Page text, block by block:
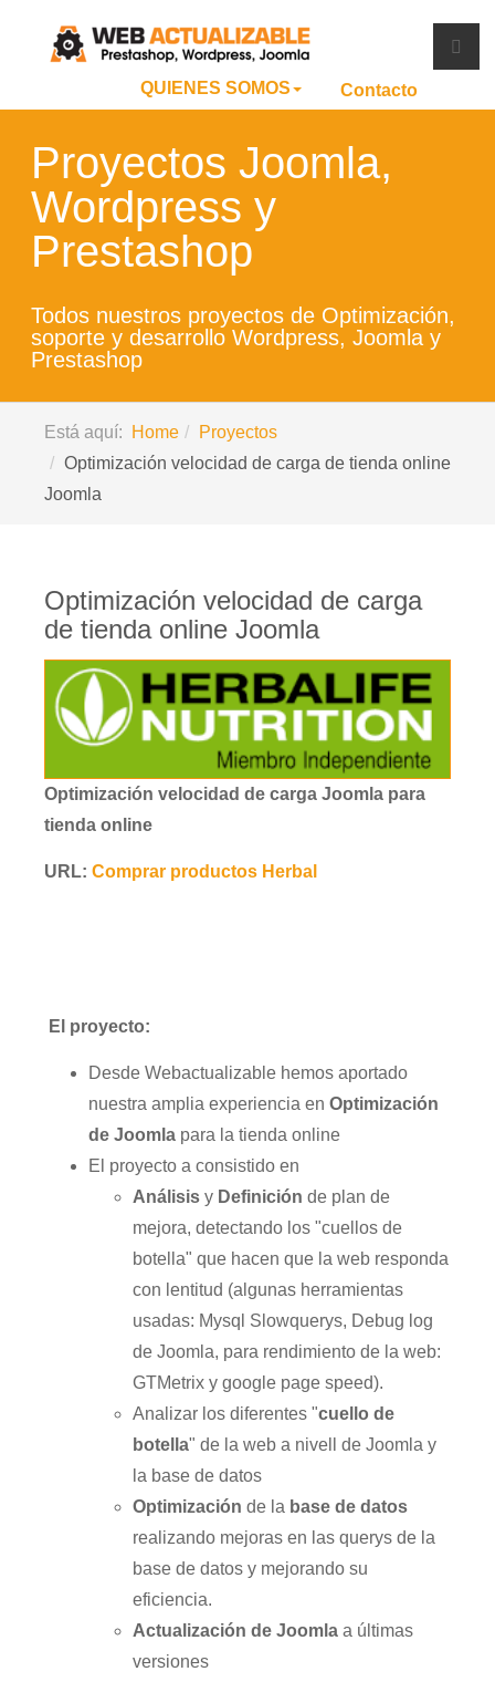
QUIENES SOMOS Contacto
Proyectos Joomla,
Wordpress y
Prestashop
Todos nuestros proyectos de Optimización,
soporte y desarrollo Wordpress, Joomla y
Prestashop
Está aquí: Home
Proyectos
Optimización velocidad de carga de tienda online
Joomla
Optimización velocidad de carga
de tienda online Joomla
Optimización velocidad de carga Joomla para
tienda online
URL: Comprar productos Herbal
El proyecto:
Desde Webactualizable hemos aportado
nuestra amplia experiencia en Optimización
de Joomla para la tienda online
El proyecto a consistido en
Análisis y Definición de plan de
mejora, detectando los "cuellos de
botella" que hacen que la web responda
con lentitud (algunas herramientas
usadas: Mysql Slowquerys, Debug log
de Joomla, para rendimiento de la web:
GTMetrix y google page speed).
Analizar los diferentes "cuello de
botella" de la web a nivell de Joomla y
la base de datos
Optimización de la base de datos
realizando mejoras en las querys de la
base de datos y mejorando su
eficiencia.
Actualización de Joomla a últimas
versiones